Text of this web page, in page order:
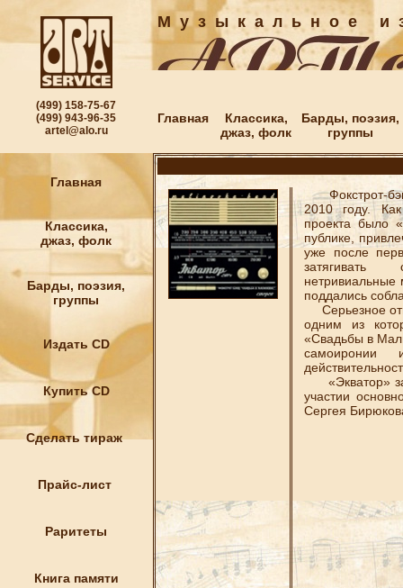
(499) 158-75-67
(499) 943-96-35
artel@alo.ru
М у з ы к а л ь н о е и
Главная
Классика,
джаз, фолк
Барды, поэзия,
группы
Главная
Классика,
джаз, фолк
Барды, поэзия,
группы
Издать CD
Купить CD
Сделать тираж
Прайс-лист
Раритеты
Книга памяти
Фокстрот-
2010 году.
проекта было
публике,
уже после
затягивать
нетривиальные
поддались
Серьезное
одним из
«Свадьбы в
самоиронии
«Экватор»
участии
Сергея